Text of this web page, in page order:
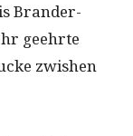
Bran­der­
geehrte
zwishen